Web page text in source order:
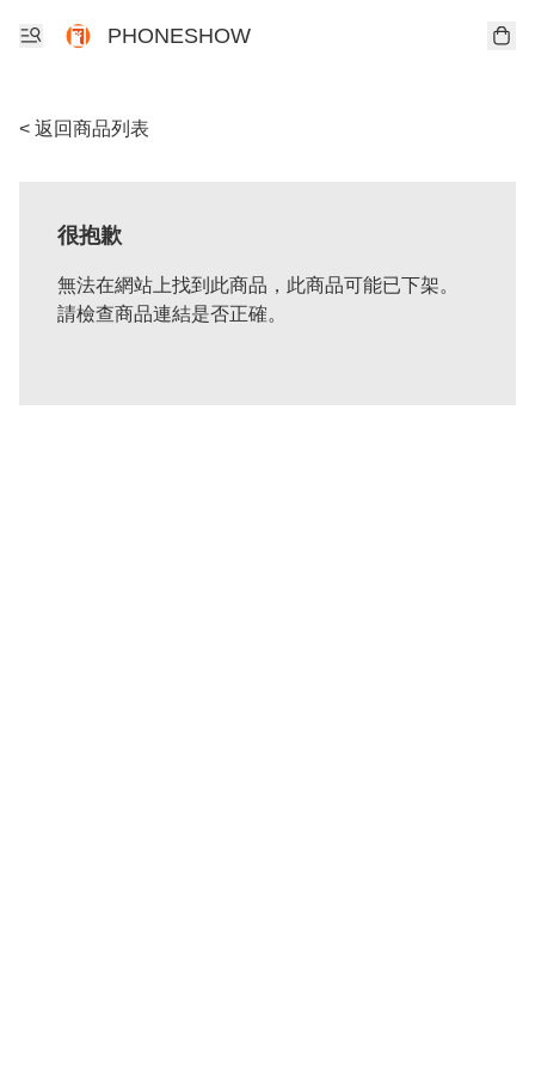
PHONESHOW
< 返回商品列表
很抱歉
無法在網站上找到此商品，此商品可能已下架。
請檢查商品連結是否正確。